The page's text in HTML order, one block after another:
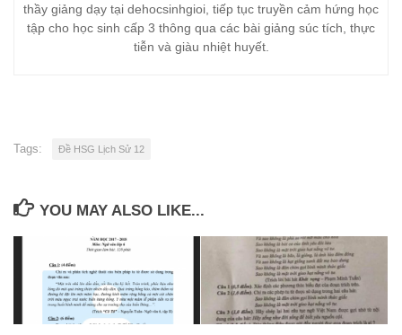
thầy giảng dạy tại dehocsinhgioi, tiếp tục truyền cảm hứng học
tập cho học sinh cấp 3 thông qua các bài giảng súc tích, thực
tiễn và giàu nhiệt huyết.
Tags: Đề HSG Lịch Sử 12
YOU MAY ALSO LIKE...